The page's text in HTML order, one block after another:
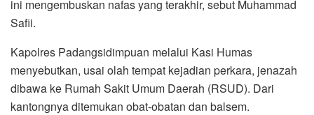
ini mengembuskan nafas yang terakhir, sebut Muhammad
Safii.
Kapolres Padangsidimpuan melalui Kasi Humas
menyebutkan, usai olah tempat kejadian perkara, jenazah
dibawa ke Rumah Sakit Umum Daerah (RSUD). Dari
kantongnya ditemukan obat-obatan dan balsem.